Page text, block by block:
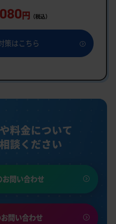
円 （税込）
策はこちら
料金について
談ください
問い合わせ
問い合わせ